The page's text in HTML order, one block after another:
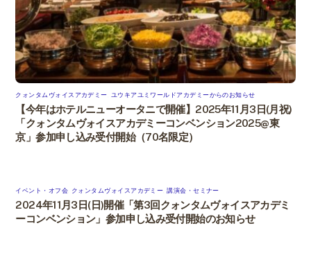
クォンタムヴォイスアカデミー ユウキアユミワールドアカデミーからのお知らせ
【今年はホテルニューオータニで開催】2025年11月3日(月祝)
「クォンタムヴォイスアカデミーコンベンション2025@東
京」参加申し込み受付開始（70名限定）
イベント・オフ会 クォンタムヴォイスアカデミー ,講演会・セミナー
2024年11月3日(日)開催「第3回クォンタムヴォイスアカデミ
ーコンベンション」参加申し込み受付開始のお知らせ